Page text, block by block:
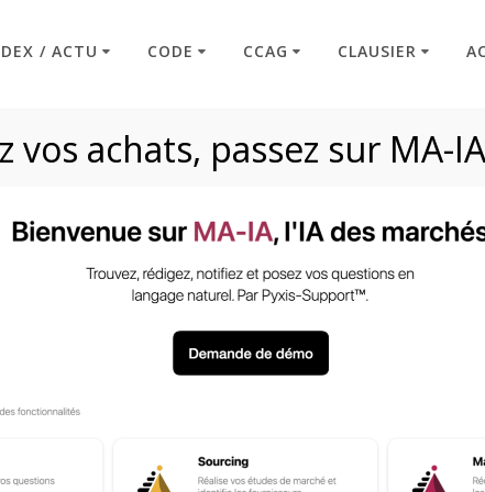
/ ACTU CODE CCAG CLAUSIER
Article R2131-13
Code : Commande Publique
vos achats, passez sur MA-IA